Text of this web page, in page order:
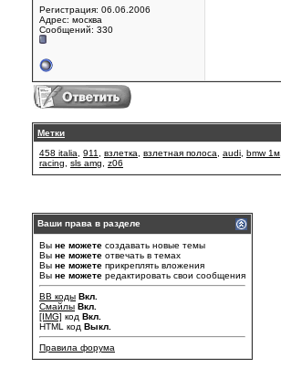
Регистрация: 06.06.2006
Адрес: москва
Сообщений: 330
Метки
458 italia
911 взлетка взлетная полоса audi bmw 1м
racing
sls amg z06
Ваши права в разделе
Вы не можете создавать новые темы
Вы не можете отвечать в темах
Вы не можете прикреплять вложения
Вы не можете редактировать свои сообщения
BB коды Вкл.
Смайлы Вкл.
[IMG] код Вкл.
HTML код Выкл.
Правила форума